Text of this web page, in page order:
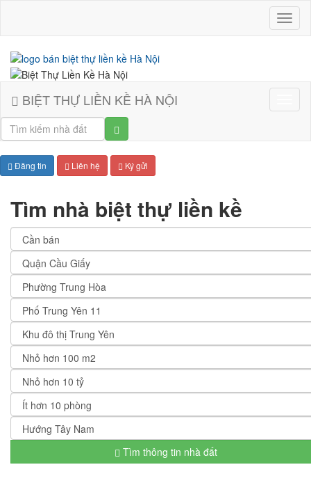
Biệt
thự
Nội
thự
kề
BIỆT THỰ LIỀN KỀ HÀ NỘI
Đăng tin Liên hệ Ký gửi
Tìm nhà biệt thự liền kề
Tìm thông tin nhà đất